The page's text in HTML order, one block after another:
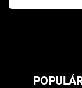
Pottera